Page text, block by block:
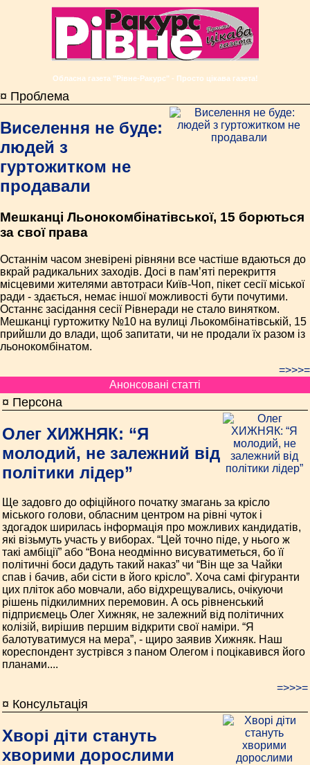
Обласна газета "Рівне-Ракурс" - Просто цікава газета!
¤ Проблема
Виселення не буде:
людей з
гуртожитком не
продавали
Мешканці Льонокомбінатівської, 15 борються
за свої права
Останнім часом зневірені рівняни все частіше вдаються до
вкрай радикальних заходів. Досі в пам’яті перекриття
місцевими жителями автотраси Київ-Чоп, пікет сесії міської
ради - здається, немає іншої можливості бути почутими.
Останнє засідання сесії Рівнеради не стало винятком.
Мешканці гуртожитку №10 на вулиці Льокомбінатівській, 15
прийшли до влади, щоб запитати, чи не продали їх разом із
льонокомбінатом.
=>>>=
Анонсовані статті
¤ Персона
Олег ХИЖНЯК: “Я
молодий, не залежний від
політики лідер”
Ще задовго до офіційного початку змагань за крісло
міського голови, обласним центром на рівні чуток і
здогадок ширилась інформація про можливих кандидатів,
які візьмуть участь у виборах. “Цей точно піде, у нього ж
такі амбіції” або “Вона неодмінно висуватиметься, бо її
політичні боси дадуть такий наказ” чи “Він ще за Чайки
спав і бачив, аби сісти в його крісло”. Хоча самі фігуранти
цих пліток або мовчали, або відхрещувались, очікуючи
рішень підкилимних перемовин. А ось рівненський
підприємець Олег Хижняк, не залежний від політичних
колізій, вирішив першим відкрити свої наміри. “Я
балотуватимуся на мера”, - щиро заявив Хижняк. Наш
кореспондент зустрівся з паном Олегом і поцікавився його
планами....
=>>>=
¤ Консультація
Хворі діти стануть
хворими дорослими